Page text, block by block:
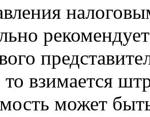
то взимается
может